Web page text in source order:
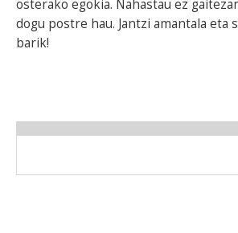
osterako egokia. Nahastau ez
dogu postre hau. Jantzi amantala
barik!